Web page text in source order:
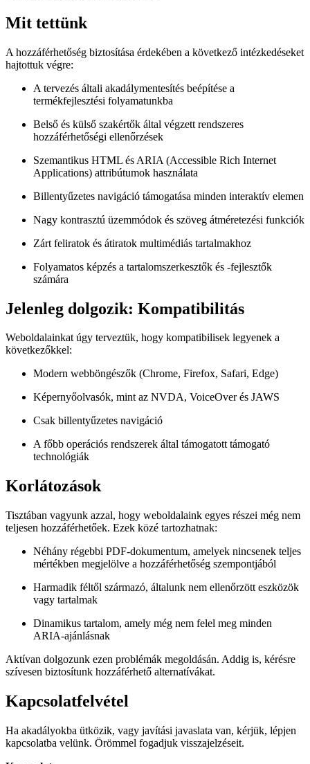
Mit tettünk
A hozzáférhetőség biztosítása érdekében a következő intézkedéseket
hajtottuk végre:
A tervezés általi akadálymentesítés beépítése a
termékfejlesztési folyamatunkba
Belső és külső szakértők által végzett rendszeres
hozzáférhetőségi ellenőrzések
Szemantikus HTML és ARIA (Accessible Rich Internet
Applications) attribútumok használata
Billentyűzetes navigáció támogatása minden interaktív elemen
Nagy kontrasztú üzemmódok és szöveg átméretezési funkciók
Zárt feliratok és átiratok multimédiás tartalmakhoz
Folyamatos képzés a tartalomszerkesztők és -fejlesztők
számára
Jelenleg dolgozik: Kompatibilitás
Weboldalainkat úgy terveztük, hogy kompatibilisek legyenek a
következőkkel:
Modern webböngészők (Chrome, Firefox, Safari, Edge)
Képernyőolvasók, mint az NVDA, VoiceOver és JAWS
Csak billentyűzetes navigáció
A főbb operációs rendszerek által támogatott támogató
technológiák
Korlátozások
Tisztában vagyunk azzal, hogy weboldalaink egyes részei még nem
teljesen hozzáférhetőek. Ezek közé tartozhatnak:
Néhány régebbi PDF-dokumentum, amelyek nincsenek teljes
mértékben megjelölve a hozzáférhetőség szempontjából
Harmadik féltől származó, általunk nem ellenőrzött eszközök
vagy tartalmak
Dinamikus tartalom, amely még nem felel meg minden
ARIA-ajánlásnak
Aktívan dolgozunk ezen problémák megoldásán. Addig is, kérésre
szívesen biztosítunk hozzáférhető alternatívákat.
Kapcsolatfelvétel
Ha akadályokba ütközik, vagy javítási javaslata van, kérjük, lépjen
kapcsolatba velünk. Örömmel fogadjuk visszajelzéseit.